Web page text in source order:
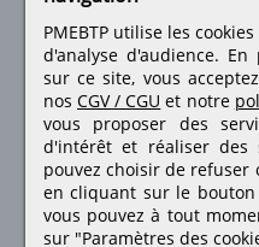
Retrouvez-nous
PMEBTP utilise les
d'analyse d'audience.
sur ce site, vous
nos CGV / CGU et notre
vous proposer des
d'intérêt et réaliser
pouvez choisir de refuser
en cliquant sur le bouton
vous pouvez à tout
sur "Paramètres des